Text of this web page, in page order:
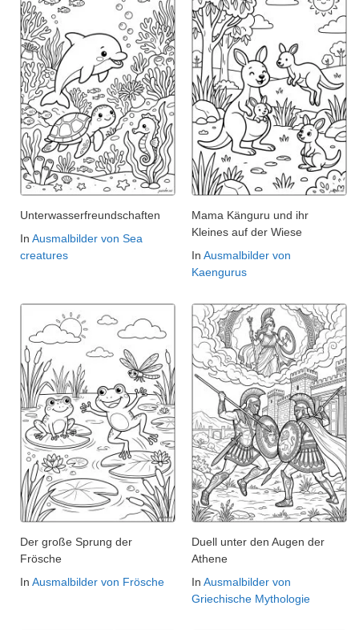
Unterwasserfreundschaften
In Ausmalbilder von Sea
creatures
Mama Känguru und ihr
Kleines auf der Wiese
In Ausmalbilder von
Kaengurus
Der große Sprung der
Frösche
In Ausmalbilder von Frösche
Duell unter den Augen der
Athene
In Ausmalbilder von
Griechische Mythologie